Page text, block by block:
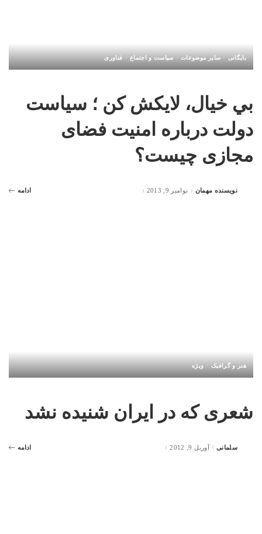
بایگانی سایر موضوعات سیاست و اجتماع فناوری
بي خيال، لايكش كن ؛ سیاست
دولت درباره امنیت فضای
مجازی چیست؟
Postedنویسنده مهمان نوامبر 9, 2013 ادامه
هنر و گرافیک ویژه
شعری که در ایران شنیده نشد
Postedسلمانی آوریل 9, 2012 ادامه